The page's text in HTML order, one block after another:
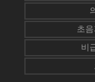
초
비